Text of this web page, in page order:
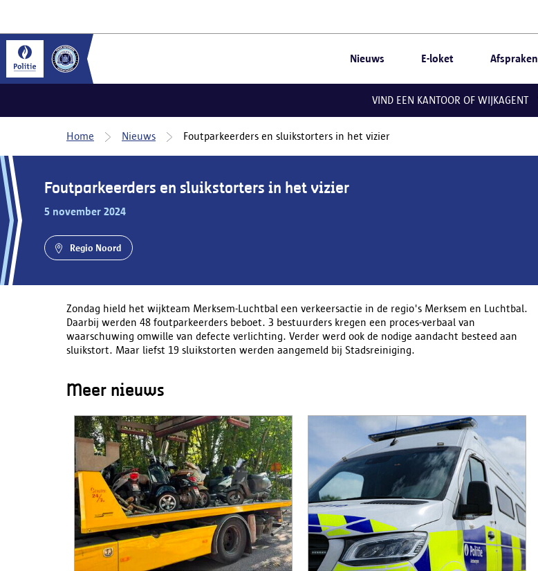
Nieuws E-loket Afspraken
VIND EEN KANTOOR OF WIJKAGENT
Home Nieuws Foutparkeerders en sluikstorters in het vizier
Foutparkeerders en sluikstorters in het vizier
5 november 2024
Regio Noord
Zondag hield het wijkteam Merksem-Luchtbal een verkeersactie in de regio's Merksem en Luchtbal.
Daarbij werden 48 foutparkeerders beboet. 3 bestuurders kregen een proces-verbaal van
waarschuwing omwille van defecte verlichting. Verder werd ook de nodige aandacht besteed aan
sluikstort. Maar liefst 19 sluikstorten werden aangemeld bij Stadsreiniging.
Meer nieuws